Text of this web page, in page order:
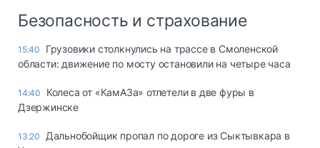
Безопасность и страхование
15:40
Грузовики столкнулись на трассе в Смоленской
области: движение по мосту остановили на четыре часа
14:40
Колеса от «КамАЗа» отлетели в две фуры в
Дзержинске
13:20
Дальнобойщик пропал по дороге из Сыктывкара в